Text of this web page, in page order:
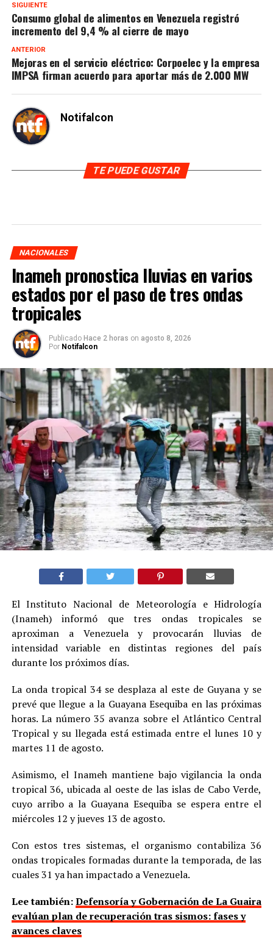
SIGUIENTE
Consumo global de alimentos en Venezuela registró
incremento del 9,4 % al cierre de mayo
ANTERIOR
Mejoras en el servicio eléctrico: Corpoelec y la empresa
IMPSA firman acuerdo para aportar más de 2.000 MW
Notifalcon
TE PUEDE GUSTAR
NACIONALES
Inameh pronostica lluvias en varios
estados por el paso de tres ondas
tropicales
Publicado Hace 2 horas on agosto 8, 2026
Por Notifalcon
El Instituto Nacional de Meteorología e Hidrología
(Inameh) informó que tres ondas tropicales se
aproximan a Venezuela y provocarán lluvias de
intensidad variable en distintas regiones del país
durante los próximos días.
La onda tropical 34 se desplaza al este de Guyana y se
prevé que llegue a la Guayana Esequiba en las próximas
horas. La número 35 avanza sobre el Atlántico Central
Tropical y su llegada está estimada entre el lunes 10 y
martes 11 de agosto.
Asimismo, el Inameh mantiene bajo vigilancia la onda
tropical 36, ubicada al oeste de las islas de Cabo Verde,
cuyo arribo a la Guayana Esequiba se espera entre el
miércoles 12 y jueves 13 de agosto.
Con estos tres sistemas, el organismo contabiliza 36
ondas tropicales formadas durante la temporada, de las
cuales 31 ya han impactado a Venezuela.
Lee también:Defensoría y Gobernación de La Guaira
evalúan plan de recuperación tras sismos: fases y
avances claves